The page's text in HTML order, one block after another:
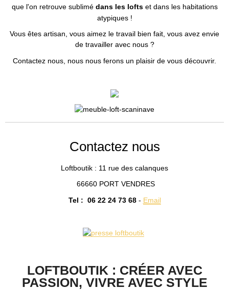
que l'on retrouve sublimé dans les loftset dans les habitations
atypiques !
Vous êtes artisan, vous aimez le travail bien fait, vous avez envie
de travailler avec nous ?
Contactez nous, nous nous ferons un plaisir de vous découvrir.
Contactez nous
Loftboutik : 11 rue des calanques
66660 PORT VENDRES
Tel : 06 22 24 73 68- Email
LOFTBOUTIK : CRÉER AVEC
PASSION, VIVRE AVEC STYLE